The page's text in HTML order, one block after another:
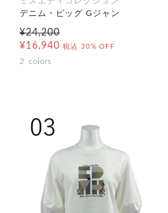
デニム・ビッグ Gジャン
¥24,200
¥16,940 税込 30% OFF
2 colors